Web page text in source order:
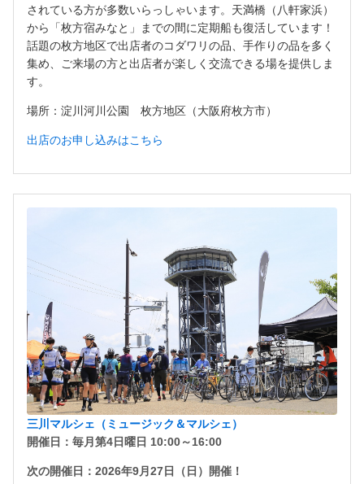
されている方が多数いらっしゃいます。天満橋（八軒家浜）
から「枚方宿みなと」までの間に定期船も復活しています！
話題の枚方地区で出店者のコダワリの品、手作りの品を多く
集め、ご来場の方と出店者が楽しく交流できる場を提供しま
す。
場所：淀川河川公園 枚方地区（大阪府枚方市）
出店のお申し込みはこちら
三川マルシェ（ミュージック＆マルシェ）
開催日：毎月第4日曜日 10:00～16:00
次の開催日：2026年9月27日（日）開催！